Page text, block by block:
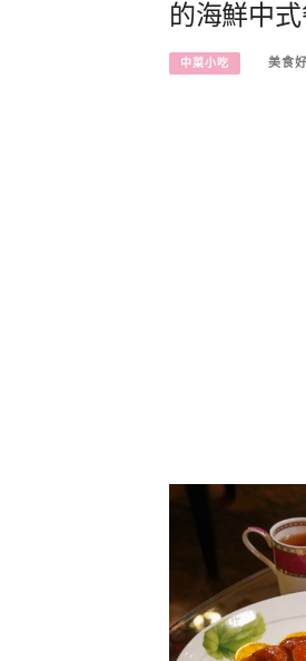
的海鮮中
中菜小吃 美食